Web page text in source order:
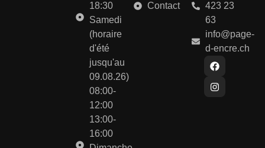
18:30
Samedi
(horaire
d'été
jusqu'au
09.08.26)
08:00-
12:00
13:00-
16:00
Contact
423 23
63
info@page-
d-encre.ch